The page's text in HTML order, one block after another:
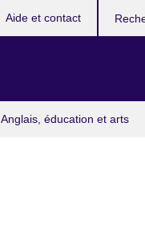
Anglais, éducation et arts
Aide et contact